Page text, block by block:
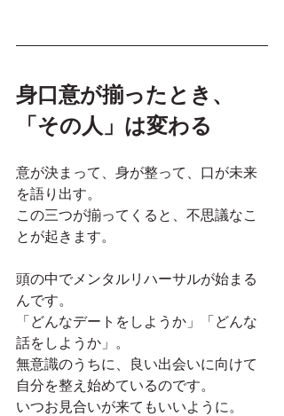
身口意が揃ったとき、
「その人」は変わる
意が決まって、身が整って、口が未来
を語り出す。
この三つが揃ってくると、不思議なこ
とが起きます。
頭の中でメンタルリハーサルが始まる
んです。
「どんなデートをしようか」「どんな
話をしようか」。
無意識のうちに、良い出会いに向けて
自分を整え始めているのです。
いつお見合いが来てもいいように。